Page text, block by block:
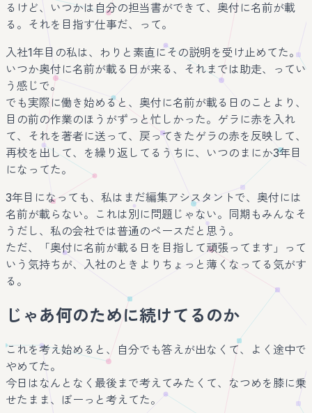
るけど、いつかは自分の担当書ができて、奥付に名前が載
る。それを目指す仕事だ、って。
入社1年目の私は、わりと素直にその説明を受け止めてた。
いつか奥付に名前が載る日が来る、それまでは助走、ってい
う感じで。
でも実際に働き始めると、奥付に名前が載る日のことより、
目の前の作業のほうがずっと忙しかった。ゲラに赤を入れ
て、それを著者に送って、戻ってきたゲラの赤を反映して、
再校を出して、を繰り返してるうちに、いつのまにか3年目
になってた。
3年目になっても、私はまだ編集アシスタントで、奥付には
名前が載らない。これは別に問題じゃない。同期もみんなそ
うだし、私の会社では普通のペースだと思う。
ただ、「奥付に名前が載る日を目指して頑張ってます」って
いう気持ちが、入社のときよりちょっと薄くなってる気がす
る。
じゃあ何のために続けてるのか
これを考え始めると、自分でも答えが出なくて、よく途中で
やめてた。
今日はなんとなく最後まで考えてみたくて、なつめを膝に乗
せたまま、ぼーっと考えてた。